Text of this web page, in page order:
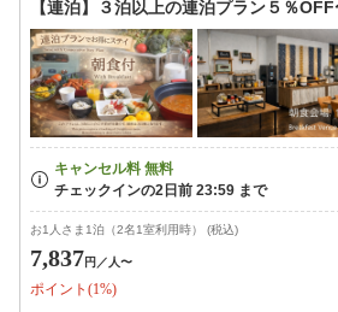
【連泊】３泊以上の連泊プラン５％
お1人さま1泊（2名1室利用時） (税込)
7,837円 ／人〜
ポイント(1%)